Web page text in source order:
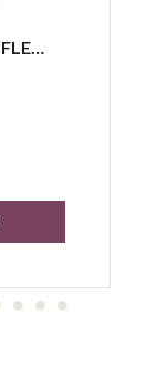
ACINO VINI LES TEMPLE DES FLEURS GUARDAVALLE ORANGE CALABRIA IGP